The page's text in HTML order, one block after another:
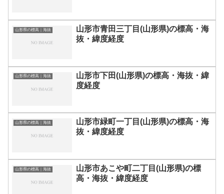
山形県の標高｜海抜
山形市青田三丁目(山形県)の標高・海
抜・緯度経度
山形県の標高｜海抜
山形市下田(山形県)の標高・海抜・緯
度経度
山形県の標高｜海抜
山形市緑町一丁目(山形県)の標高・海
抜・緯度経度
山形県の標高｜海抜
山形市あこや町二丁目(山形県)の標
高・海抜・緯度経度